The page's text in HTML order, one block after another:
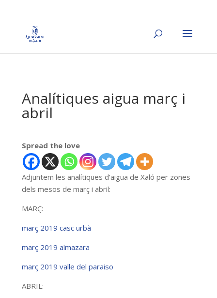
Analítiques aigua març i
abril
Spread the love
Adjuntem les analítiques d’aigua de Xaló per zones
dels mesos de març i abril:
MARÇ:
març 2019 casc urbà
març 2019 almazara
març 2019 valle del paraiso
ABRIL: